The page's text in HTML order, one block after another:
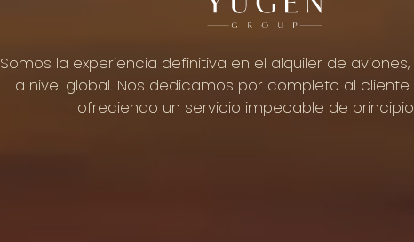
Somos la experiencia definitiva en el alquiler de aviones,
a nivel global. Nos dedicamos por completo al cliente
ofreciendo un servicio impecable de principio